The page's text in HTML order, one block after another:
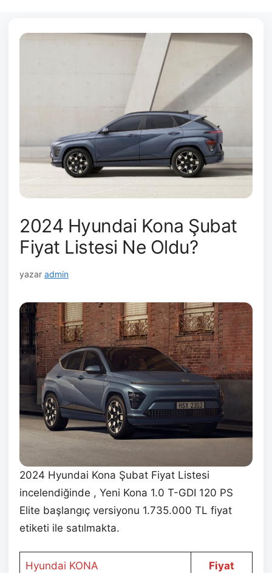
2024 Hyundai Kona Şubat
Fiyat Listesi Ne Oldu?
yazar admin
2024 Hyundai Kona Şubat Fiyat Listesi
incelendiğinde , Yeni Kona 1.0 T-GDI 120 PS
Elite başlangıç versiyonu 1.735.000 TL fiyat
etiketi ile satılmakta.
Hyundai KONA Fiyat